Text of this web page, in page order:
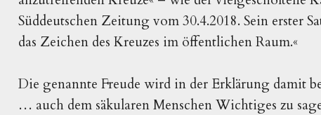
Süddeutschen Zeitung vom 30.4.2018. Sein erster
das Zeichen des Kreuzes im öffentlichen Raum.«
Die genannte Freude wird in der Erklärung damit
… auch dem säkularen Menschen Wichtiges zu